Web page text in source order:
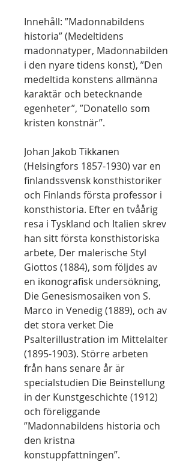
Innehåll: ”Madonnabildens
historia” (Medeltidens
madonnatyper, Madonnabilden
i den nyare tidens konst), ”Den
medeltida konstens allmänna
karaktär och betecknande
egenheter”, ”Donatello som
kristen konstnär”.
Johan Jakob Tikkanen
(Helsingfors 1857-1930) var en
finlandssvensk konsthistoriker
och Finlands första professor i
konsthistoria. Efter en tvåårig
resa i Tyskland och Italien skrev
han sitt första konsthistoriska
arbete, Der malerische Styl
Giottos (1884), som följdes av
en ikonografisk undersökning,
Die Genesismosaiken von S.
Marco in Venedig (1889), och av
det stora verket Die
Psalterillustration im Mittelalter
(1895-1903). Större arbeten
från hans senare år är
specialstudien Die Beinstellung
in der Kunstgeschichte (1912)
och föreliggande
”Madonnabildens historia och
den kristna
konstuppfattningen”.